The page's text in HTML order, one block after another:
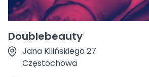
Doublebeauty
Jana Kilińskiego 27
Częstochowa